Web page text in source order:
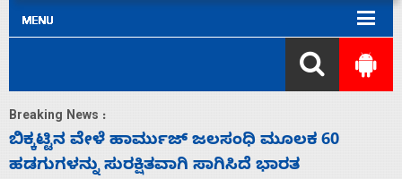
Breaking News :
ನಾಗೇಂದ್ರ ರಾಜೀನಾಮೆ ಕೊಡದಿದ್ದರೆ ಸದನ ನಡೆಸಲು
ಬಿಡೆವು: ಛಲವಾದಿ ನಾರಾಯಣಸ್ವಾಮಿ